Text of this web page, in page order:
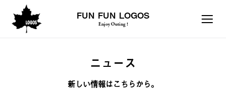
FUN FUN LOGOS
Enjoy Outing !
ニュース
新しい情報はこちらから。